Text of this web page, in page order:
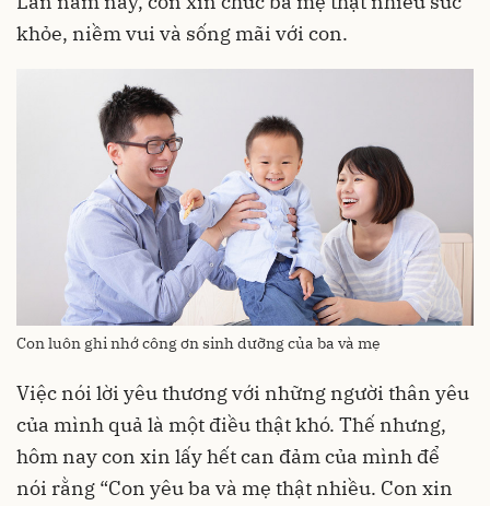
khỏe, niềm vui và sống mãi với con.
Con luôn ghi nhớ công ơn sinh dưỡng của ba và mẹ
Việc nói lời yêu thương với những người thân yêu
của mình quả là một điều thật khó. Thế nhưng,
hôm nay con xin lấy hết can đảm của mình để
nói rằng “Con yêu ba và mẹ thật nhiều. Con xin